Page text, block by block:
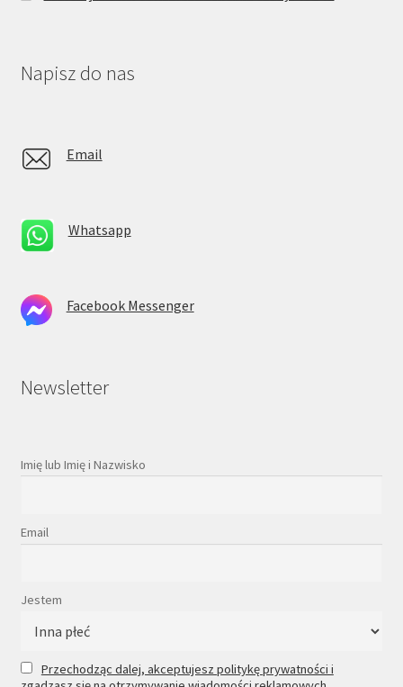
Napisz do nas
Email
Whatsapp
Facebook Messenger
Newsletter
Imię lub Imię i Nazwisko
Email
Jestem
Przechodząc dalej, akceptujesz politykę prywatności i